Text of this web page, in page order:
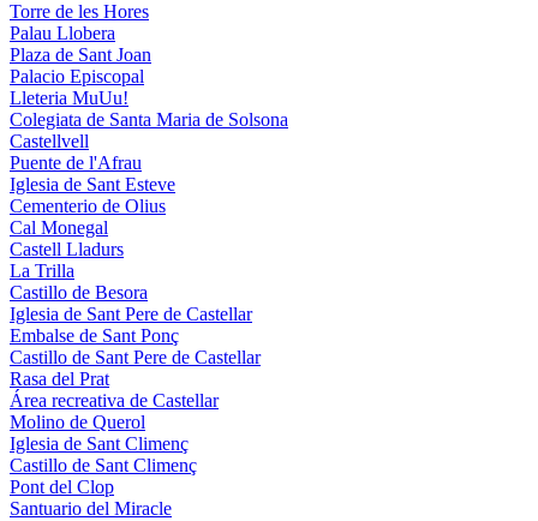
Torre de les Hores
Palau Llobera
Plaza de Sant Joan
Palacio Episcopal
Lleteria MuUu!
Colegiata de Santa Maria de Solsona
Castellvell
Puente de l'Afrau
Iglesia de Sant Esteve
Cementerio de Olius
Cal Monegal
Castell Lladurs
La Trilla
Castillo de Besora
Iglesia de Sant Pere de Castellar
Embalse de Sant Ponç
Castillo de Sant Pere de Castellar
Rasa del Prat
Área recreativa de Castellar
Molino de Querol
Iglesia de Sant Climenç
Castillo de Sant Climenç
Pont del Clop
Santuario del Miracle